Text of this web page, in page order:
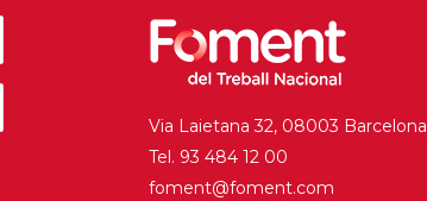
Via Laietana 32, 08003 Barcelona
Tel. 93 484 12 00
foment@foment.com